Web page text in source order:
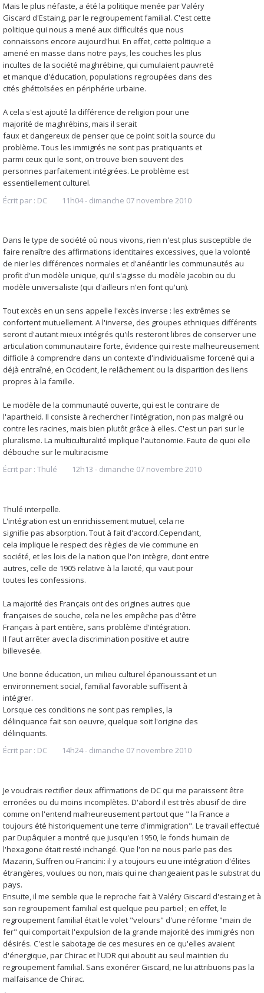
Mais le plus néfaste, a été la politique menée par Valéry
Giscard d'Estaing, par le regroupement familial. C'est cette
politique qui nous a mené aux difficultés que nous
connaissons encore aujourd'hui. En effet, cette politique a
amené en masse dans notre pays, les couches les plus
incultes de la société maghrébine, qui cumulaient pauvreté
et manque d'éducation, populations regroupées dans des
cités ghéttoïsées en périphérie urbaine.
A cela s'est ajouté la différence de religion pour une
majorité de maghrébins, mais il serait
faux et dangereux de penser que ce point soit la source du
problème. Tous les immigrés ne sont pas pratiquants et
parmi ceux qui le sont, on trouve bien souvent des
personnes parfaitement intégrées. Le problème est
essentiellement culturel.
Écrit par : DC 11h04- dimanche 07 novembre 2010
Dans le type de société où nous vivons, rien n'est plus susceptible de
faire renaître des affirmations identitaires excessives, que la volonté
de nier les différences normales et d'anéantir les communautés au
profit d'un modèle unique, qu'il s'agisse du modèle jacobin ou du
modèle universaliste (qui d'ailleurs n'en font qu'un).
Tout excès en un sens appelle l'excès inverse : les extrêmes se
confortent mutuellement. A l'inverse, des groupes ethniques différents
seront d'autant mieux intégrés qu'ils resteront libres de conserver une
articulation communautaire forte, évidence qui reste malheureusement
difficile à comprendre dans un contexte d'individualisme forcené qui a
déjà entraîné, en Occident, le relâchement ou la disparition des liens
propres à la famille.
Le modèle de la communauté ouverte, qui est le contraire de
l'apartheid. Il consiste à rechercher l'intégration, non pas malgré ou
contre les racines, mais bien plutôt grâce à elles. C'est un pari sur le
pluralisme. La multiculturalité implique l'autonomie. Faute de quoi elle
débouche sur le multiracisme
Écrit par : Thulé 12h13 - dimanche 07 novembre 2010
Thulé interpelle.
L'intégration est un enrichissement mutuel, cela ne
signifie pas absorption. Tout à fait d'accord.Cependant,
cela implique le respect des règles de vie commune en
société, et les lois de la nation que l'on intègre, dont entre
autres, celle de 1905 relative à la laicité, qui vaut pour
toutes les confessions.
La majorité des Français ont des origines autres que
françaises de souche, cela ne les empêche pas d'être
Français à part entière, sans problème d'intégration.
Il faut arrêter avec la discrimination positive et autre
billevesée.
Une bonne éducation, un milieu culturel épanouissant et un
environnement social, familial favorable suffisent à
intégrer.
Lorsque ces conditions ne sont pas remplies, la
délinquance fait son oeuvre, quelque soit l'origine des
délinquants.
Écrit par : DC 14h24- dimanche 07 novembre 2010
Je voudrais rectifier deux affirmations de DC qui me paraissent être
erronées ou du moins incomplètes. D'abord il est très abusif de dire
comme on l'entend malheureusement partout que " la France a
toujours été historiquement une terre d'immigration". Le travail effectué
par Dupâquier a montré que jusqu'en 1950, le fonds humain de
l'hexagone était resté inchangé. Que l'on ne nous parle pas des
Mazarin, Suffren ou Francini: il y a toujours eu une intégration d'élites
étrangères, voulues ou non, mais qui ne changeaient pas le substrat du
pays.
Ensuite, il me semble que le reproche fait à Valéry Giscard d'estaing et à
son regroupement familial est quelque peu partiel ; en effet, le
regroupement familial était le volet "velours" d'une réforme "main de
fer" qui comportait l'expulsion de la grande majorité des immigrés non
désirés. C'est le sabotage de ces mesures en ce qu'elles avaient
d'énergique, par Chirac et l'UDR qui aboutit au seul maintien du
regroupement familial. Sans exonérer Giscard, ne lui attribuons pas la
malfaisance de Chirac.